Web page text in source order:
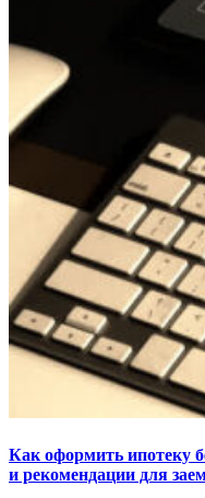
Как оформить ипотеку
и рекомендации для